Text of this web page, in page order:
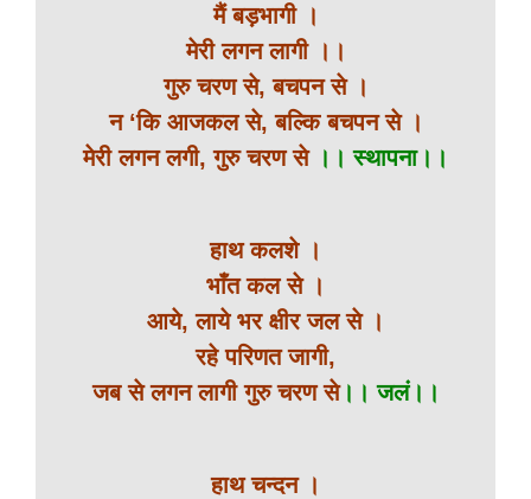
मैं बड़भागी ।
मेरी लगन लागी ।।
गुरु चरण से, बचपन से ।
न ‘कि आजकल से, बल्कि बचपन से ।
मेरी लगन लगी, गुरु चरण से ।। स्थापना।।
हाथ कलशे ।
भाँत कल से ।
आये, लाये भर क्षीर जल से ।
रहे परिणत जागी,
जब से लगन लागी गुरु चरण से।। जलं।।
हाथ चन्दन ।